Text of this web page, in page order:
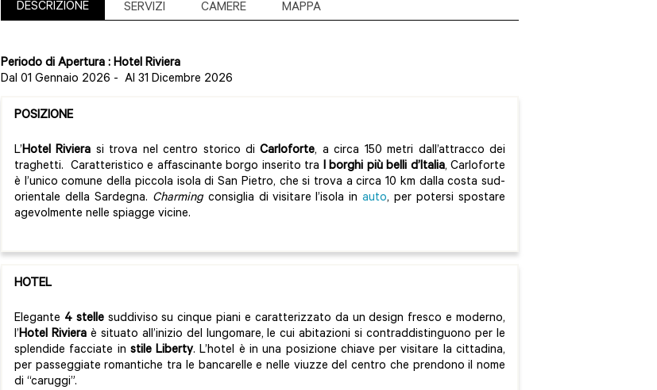
DESCRIZIONE SERVIZI CAMERE MAPPA
Periodo di Apertura : Hotel Riviera
Dal 01 Gennaio 2026 - Al 31 Dicembre 2026
POSIZIONE
L’Hotel Riviera si trova nel centro storico diCarloforte, a circa 150 metri dall’attracco dei
traghetti. Caratteristico e affascinante borgo inserito tra I borghi più belli d’Italia, Carloforte
è l’unico comune della piccola isola di San Pietro, che si trova a circa 10 km dalla costa sud-
orientale della Sardegna. Charmingconsiglia di visitare l’isola inauto, per potersi spostare
agevolmente nelle spiagge vicine.
HOTEL
Elegante 4 stellesuddiviso su cinque piani e caratterizzato da un design fresco e moderno,
l’Hotel Rivieraè situato all’inizio del lungomare, le cui abitazioni si contraddistinguono per le
splendide facciate in stile Liberty. L’hotel è in una posizione chiave per visitare la cittadina,
per passeggiate romantiche tra le bancarelle e nelle viuzze del centro che prendono il nome
di “caruggi”.